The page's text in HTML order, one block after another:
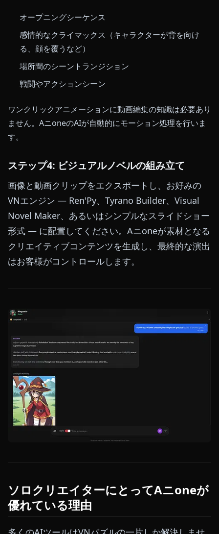
オープニングシーケンス
感情的なクライマックス（キャラクターが背を向け
る、顔を覆うなど）
場所間のシーントランジション
戦闘やアクションシーン
ワンクリックアニメーションに動画編集の知識は必要あり
ません。AニoneのAIが自動的にモーション処理を行いま
す。
ステップ4: ビジュアルノベルの組み立て
画像と動画クリップをエクスポートし、お好みの
VNエンジン — Ren'Py、Tyrano Builder、Visual
Novel Maker、あるいはシンプルなスライドショー
形式 — に配置してください。Aニoneが素材となる
クリエイティブコンテンツを生成し、最終的な演出
はお客様がコントロールします。
ソロクリエイターにとってAニoneが
優れている理由